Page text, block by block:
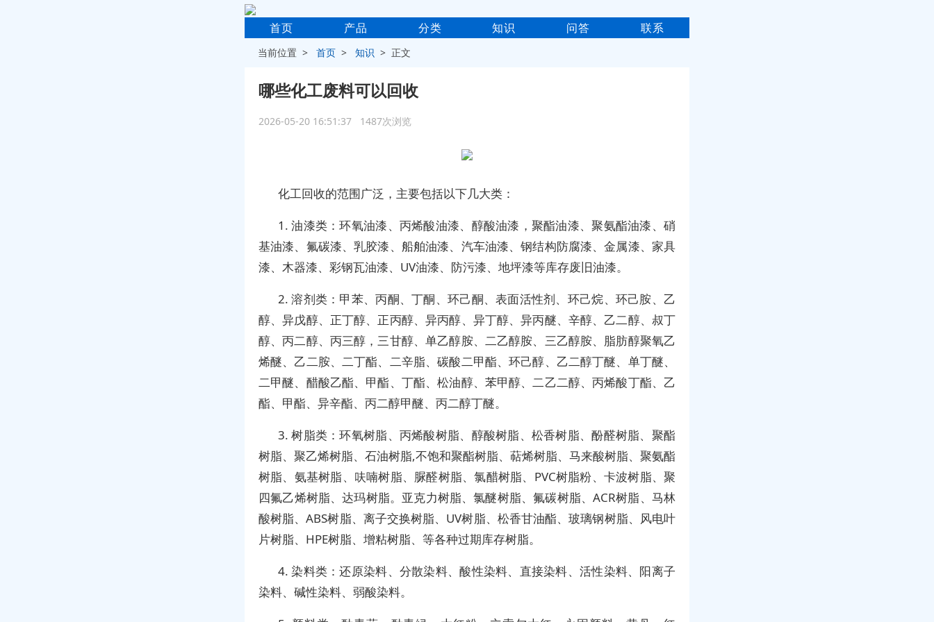
首页 产品 分类 知识 问答 联系
当前位置 >首页 >知识 > 正文
哪些化工废料可以回收
2026-05-20 16:51:37 1487次浏览
化工回收的范围广泛，主要包括以下几大类：
1. 油漆类：环氧油漆、丙烯酸油漆、醇酸油漆，聚酯油漆、聚氨酯油漆、硝
基油漆、氟碳漆、乳胶漆、船舶油漆、汽车油漆、钢结构防腐漆、金属漆、家具
漆、木器漆、彩钢瓦油漆、UV油漆、防污漆、地坪漆等库存废旧油漆。
2. 溶剂类：甲苯、丙酮、丁酮、环己酮、表面活性剂、环己烷、环己胺、乙
醇、异戊醇、正丁醇、正丙醇、异丙醇、异丁醇、异丙醚、辛醇、乙二醇、叔丁
醇、丙二醇、丙三醇，三甘醇、单乙醇胺、二乙醇胺、三乙醇胺、脂肪醇聚氧乙
烯醚、乙二胺、二丁酯、二辛脂、碳酸二甲酯、环己醇、乙二醇丁醚、单丁醚、
二甲醚、醋酸乙酯、甲酯、丁酯、松油醇、苯甲醇、二乙二醇、丙烯酸丁酯、乙
酯、甲酯、异辛酯、丙二醇甲醚、丙二醇丁醚。
3. 树脂类：环氧树脂、丙烯酸树脂、醇酸树脂、松香树脂、酚醛树脂、聚酯
树脂、聚乙烯树脂、石油树脂,不饱和聚酯树脂、萜烯树脂、马来酸树脂、聚氨酯
树脂、氨基树脂、呋喃树脂、脲醛树脂、氯醋树脂、PVC树脂粉、卡波树脂、聚
四氟乙烯树脂、达玛树脂。亚克力树脂、氯醚树脂、氟碳树脂、ACR树脂、马林
酸树脂、ABS树脂、离子交换树脂、UV树脂、松香甘油酯、玻璃钢树脂、风电叶
片树脂、HPE树脂、增粘树脂、等各种过期库存树脂。
4. 染料类：还原染料、分散染料、酸性染料、直接染料、活性染料、阳离子
染料、碱性染料、弱酸染料。